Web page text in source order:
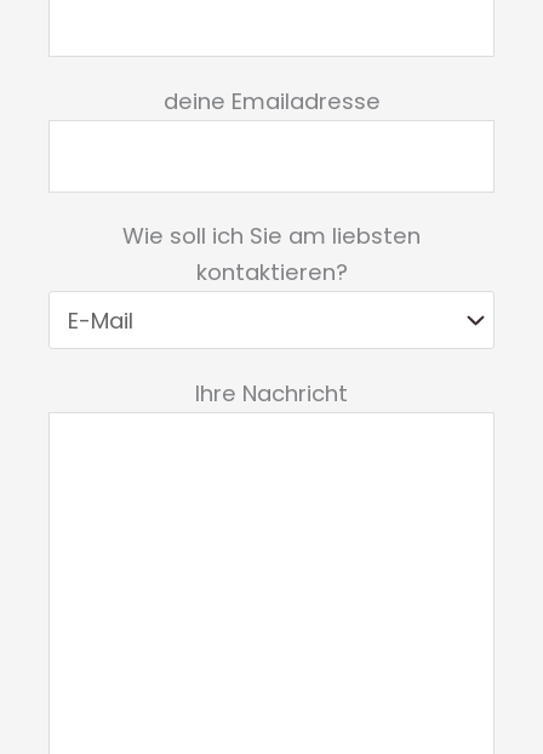
deine Emailadresse
Wie soll ich Sie am liebsten
kontaktieren?
Bitte lasse dieses Feld leer.
Ihre Nachricht